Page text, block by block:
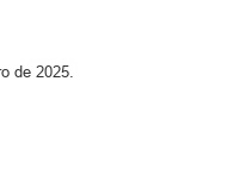
de 2025.